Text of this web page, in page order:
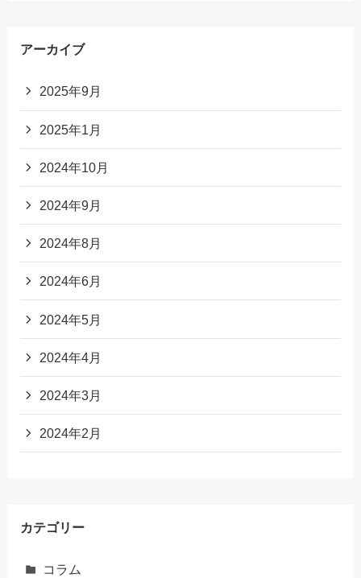
アーカイブ
2025年9月
2025年1月
2024年10月
2024年9月
2024年8月
2024年6月
2024年5月
2024年4月
2024年3月
2024年2月
カテゴリー
コラム